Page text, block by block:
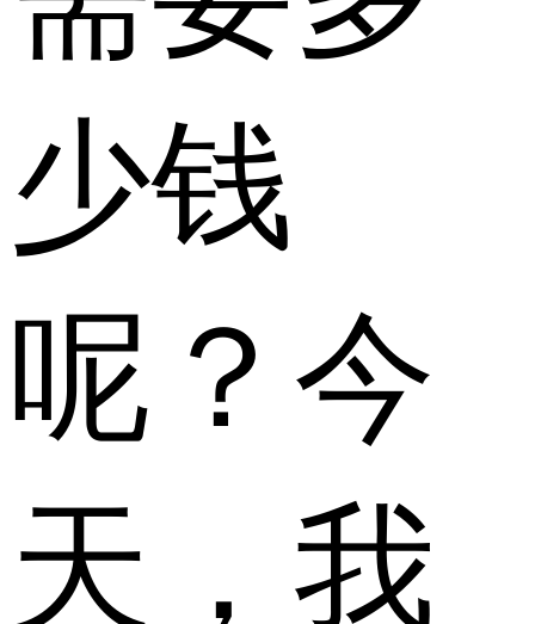
少钱
呢？今
天，我